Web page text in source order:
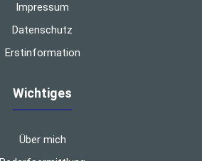
Impressum
Datenschutz
Erstinformation
Wichtiges
Über mich